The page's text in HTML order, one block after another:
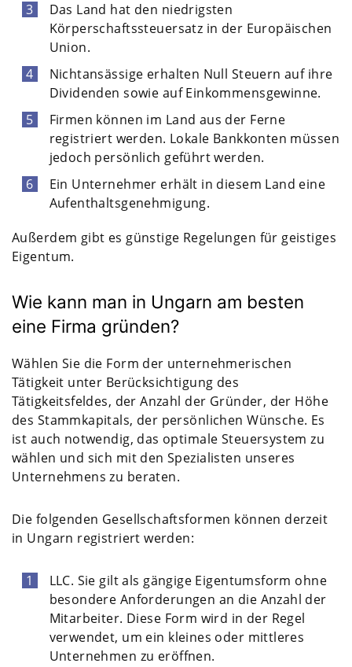
Das Land hat den niedrigsten
Körperschaftssteuersatz in der Europäischen
Union.
Nichtansässige erhalten Null Steuern auf ihre
Dividenden sowie auf Einkommensgewinne.
Firmen können im Land aus der Ferne
registriert werden. Lokale Bankkonten müssen
jedoch persönlich geführt werden.
Ein Unternehmer erhält in diesem Land eine
Aufenthaltsgenehmigung.
Außerdem gibt es günstige Regelungen für geistiges
Eigentum.
Wie kann man in Ungarn am besten
eine Firma gründen?
Wählen Sie die Form der unternehmerischen
Tätigkeit unter Berücksichtigung des
Tätigkeitsfeldes, der Anzahl der Gründer, der Höhe
des Stammkapitals, der persönlichen Wünsche. Es
ist auch notwendig, das optimale Steuersystem zu
wählen und sich mit den Spezialisten unseres
Unternehmens zu beraten.
Die folgenden Gesellschaftsformen können derzeit
in Ungarn registriert werden:
LLC. Sie gilt als gängige Eigentumsform ohne
besondere Anforderungen an die Anzahl der
Mitarbeiter. Diese Form wird in der Regel
verwendet, um ein kleines oder mittleres
Unternehmen zu eröffnen.